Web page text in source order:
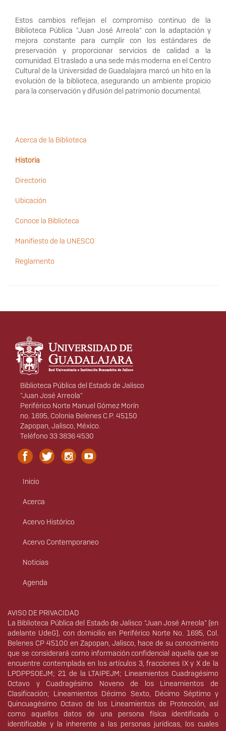
Estos cambios reflejan el compromiso continuo de la
Biblioteca Pública "Juan José Arreola" con la adaptación y
mejora constante para cumplir con los estándares de
preservación y proporcionar servicios de calidad a la
comunidad. El traslado a una sede más moderna en el Centro
Cultural de la Universidad de Guadalajara marcó un hito en la
evolución de la biblioteca, asegurando un ambiente propicio
para la conservación y difusión del patrimonio documental.
Navegación
Acerca de la Biblioteca
Historia
Directorio
Ubicación
Conoce la Biblioteca
Manifiesto de la UNESCO
Reglamento
Información del
portal
Biblioteca Pública del Estado de Jalisco
"Juan José Arreola"
Periférico Norte Manuel Gómez Morín
no. 1695, Colonia Belenes C.P. 45150
Zapopan, Jalisco, México.
Teléfono 33 3836 4530
Menú
principal
Inicio
Acerca
Acervo Histórico
Acervo Contemporaneo
Noticias
Agenda
Derechos
AVISO DE PRIVACIDAD
La Biblioteca Pública del Estado de Jalisco “Juan José Arreola” (en
adelante UdeG), con domicilio en Periférico Norte No. 1695, Col.
Belenes CP 45100 en Zapopan, Jalisco, hace de su conocimiento
que se considerará como información confidencial aquella que se
encuentre contemplada en los artículos 3, fracciones IX y X de la
LPDPPSOEJM; 21 de la LTAIPEJM; Lineamientos Cuadragésimo
Octavo y Cuadragésimo Noveno de los Lineamientos de
Clasificación; Lineamientos Décimo Sexto, Décimo Séptimo y
Quincuagésimo Octavo de los Lineamientos de Protección, así
como aquellos datos de una persona física identificada o
identificable y la inherente a las personas jurídicas, los cuales